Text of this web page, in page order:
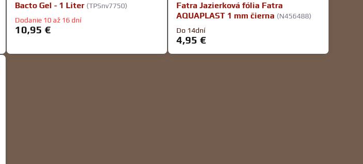
Bacto Gel - 1 Liter (TPSnv7750)
Dodanie 10 až 16 dní
10,95 €
Fatra Jazierková fólia Fatra
AQUAPLAST 1 mm čierna (N456488)
Do 14dní
4,95 €